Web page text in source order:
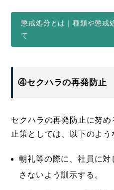
懲戒処分とは｜種類や懲戒
て
④セクハラの再発防止
セクハラの再発防止に努
止策としては、以下のよう
朝礼等の際に、社員に対
さないよう訓示する。